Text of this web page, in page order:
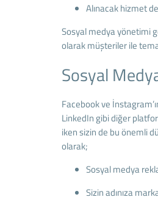
Alınacak hizmet
Sosyal medya yönetimi
olarak müşteriler ile
Sosyal
Facebook ve
LinkedIn gibi diğer
iken sizin de bu önemli
olarak;
Sosyal medya
Sizin adınıza